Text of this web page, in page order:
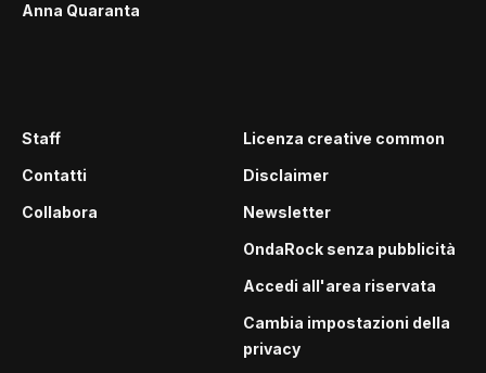
Anna Quaranta
Staff
Contatti
Collabora
Licenza creative common
Disclaimer
Newsletter
OndaRock senza pubblicità
Accedi all'area riservata
Cambia impostazioni della
privacy